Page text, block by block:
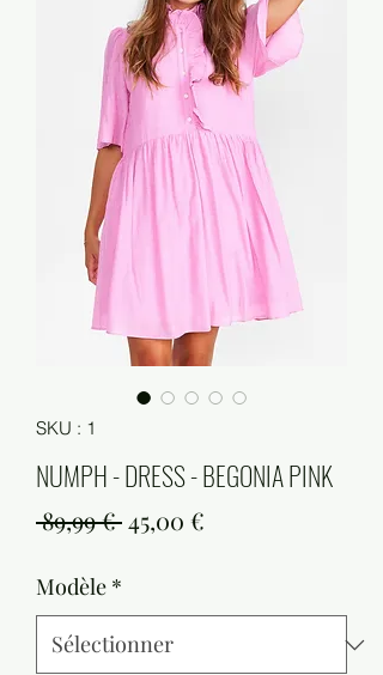
SKU : 1
NUMPH - DRESS - BEGONIA PINK
89,99 € Prix
45,00 €
Modèle *